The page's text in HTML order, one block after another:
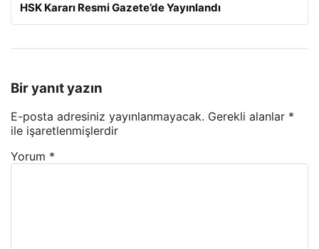
HSK Kararı Resmi Gazete’de Yayınlandı
Bir yanıt yazın
E-posta adresiniz yayınlanmayacak. Gerekli alanlar *
ile işaretlenmişlerdir
Yorum *